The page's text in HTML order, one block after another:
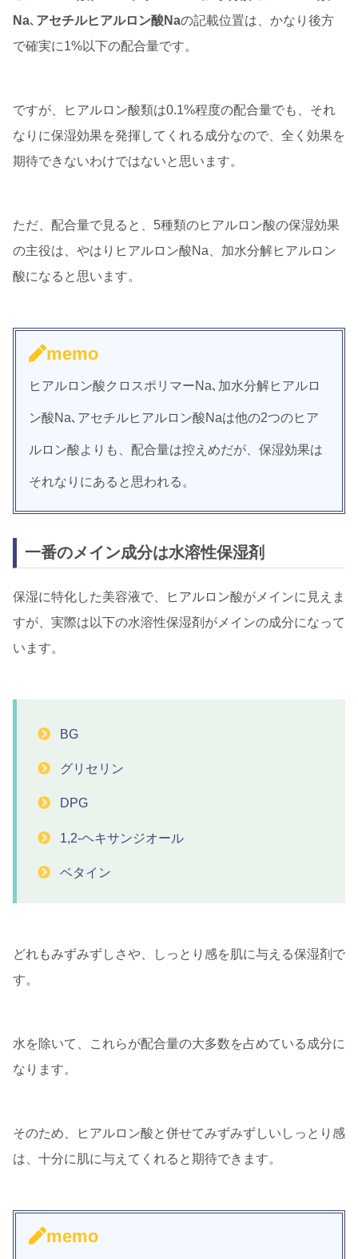
Na､ アセチルヒアルロン酸Naの記載位置は、かなり後方
で確実に1%以下の配合量です。
ですが、ヒアルロン酸類は0.1%程度の配合量でも、それ
なりに保湿効果を発揮してくれる成分なので、全く効果を
期待できないわけではないと思います。
ただ、配合量で見ると、5種類のヒアルロン酸の保湿効果
の主役は、やはりヒアルロン酸Na、加水分解ヒアルロン
酸になると思います。
memo
ヒアルロン酸クロスポリマーNa､加水分解ヒアルロ
ン酸Na､アセチルヒアルロン酸Naは他の2つのヒア
ルロン酸よりも、配合量は控えめだが、保湿効果は
それなりにあると思われる。
一番のメイン成分は水溶性保湿剤
保湿に特化した美容液で、ヒアルロン酸がメインに見えま
すが、実際は以下の水溶性保湿剤がメインの成分になって
います。
BG
グリセリン
DPG
1,2-ヘキサンジオール
ベタイン
どれもみずみずしさや、しっとり感を肌に与える保湿剤で
す。
水を除いて、これらが配合量の大多数を占めている成分に
なります。
そのため、ヒアルロン酸と併せてみずみずしいしっとり感
は、十分に肌に与えてくれると期待できます。
memo